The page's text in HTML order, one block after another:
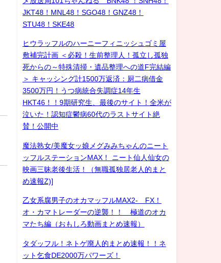
JKT48！MNL48！SGO48！GNZ48！
STU48！SKE48
ヒウラッフルのハーニーフィニッシュゴミ屋
敷補完計画 ＜必殺！生前整理人！孤立し孤独
死からの～特殊清掃・遺品整理への道F完結編
＞ キャッシング計1500万返済：厨二病借金
3500万円！うつ病統合失調症14年生
HKT46！！9期研究生、最後のサイト！全米が
泣いた！認知症鬱病60代のラストサイト絶
賛！公開中
魔法熟女/美魔女ッ娘メグみみちゃんのニート
ッフルステーションMAX！ ニート仙人仙女の
映画三昧老後生活！（無職孤独居老人的まと
め速報Z)]
乙女系腐男子のオカマッフルMAX2- FX！
オ・カマトレーダーの逆襲！！ 極道のオカ
マたち編（おもしろ動画まとめ速報）
タダッフル！ネトゲ廃人的まとめ速報！！ネ
ット乞食DE2000万パワーズ！